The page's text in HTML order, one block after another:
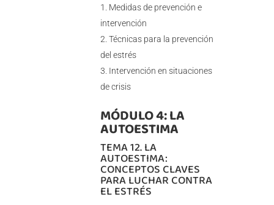
Medidas de prevención e
intervención
Técnicas para la prevención
del estrés
Intervención en situaciones
de crisis
MÓDULO 4: LA
AUTOESTIMA
TEMA 12. LA
AUTOESTIMA:
CONCEPTOS CLAVES
PARA LUCHAR CONTRA
EL ESTRÉS